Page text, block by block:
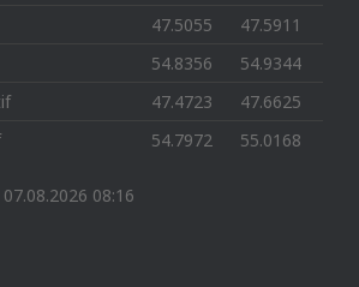
47.5055
47.5911
54.8356
54.9344
47.4723
47.6625
54.7972 55.0168
07.08.2026 08:16